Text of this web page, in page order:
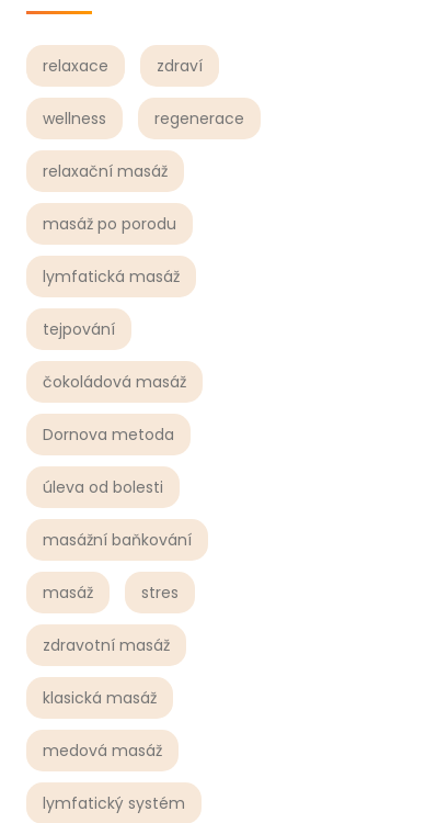
relaxace zdraví
wellness regenerace
relaxační masáž
masáž po porodu
lymfatická masáž
tejpování
čokoládová masáž
Dornova metoda
úleva od bolesti
masážní baňkování
masáž stres
zdravotní masáž
klasická masáž
medová masáž
lymfatický systém